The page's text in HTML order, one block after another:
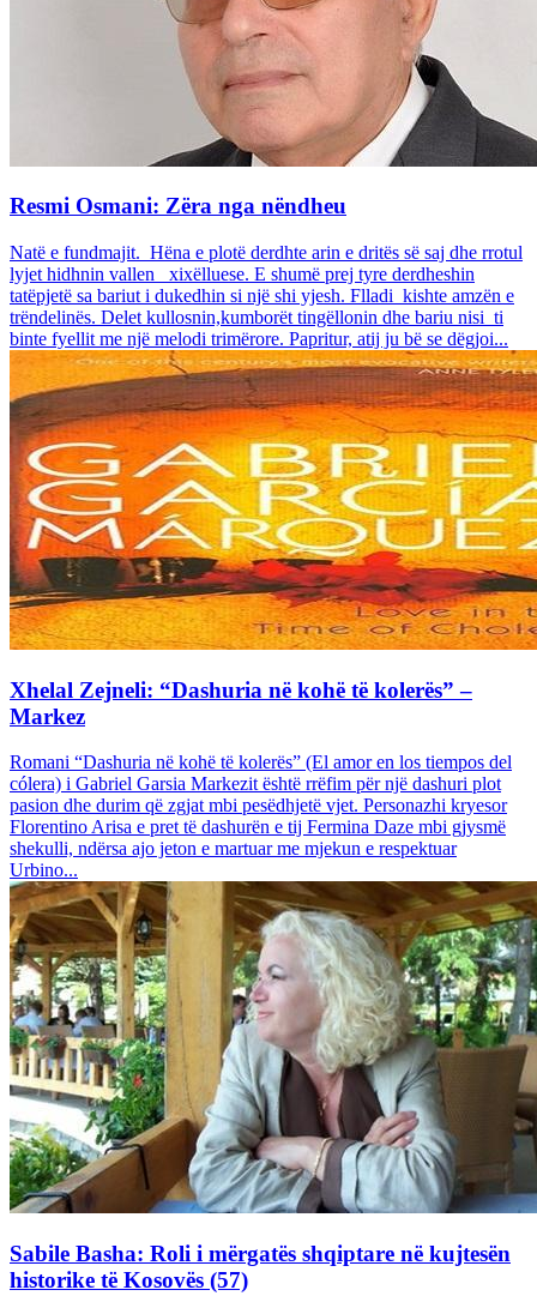
Resmi Osmani: Zëra nga nëndheu
Natë e fundmajit. Hëna e plotë derdhte arin e dritës së saj dhe rrotul
lyjet hidhnin vallen xixëlluese. E shumë prej tyre derdheshin
tatëpjetë sa bariut i dukedhin si një shi yjesh. Flladi kishte amzën e
trëndelinës. Delet kullosnin,kumborët tingëllonin dhe bariu nisi ti
binte fyellit me një melodi trimërore. Papritur, atij ju bë se dëgjoi...
Xhelal Zejneli: “Dashuria në kohë të kolerës” –
Markez
Romani “Dashuria në kohë të kolerës” (El amor en los tiempos del
cólera) i Gabriel Garsia Markezit është rrëfim për një dashuri plot
pasion dhe durim që zgjat mbi pesëdhjetë vjet. Personazhi kryesor
Florentino Arisa e pret të dashurën e tij Fermina Daze mbi gjysmë
shekulli, ndërsa ajo jeton e martuar me mjekun e respektuar
Urbino...
Sabile Basha: Roli i mërgatës shqiptare në kujtesën
historike të Kosovës (57)